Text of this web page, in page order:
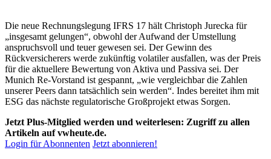
Die neue Rechnungslegung IFRS 17 hält Christoph Jurecka für
„insgesamt gelungen“, obwohl der Aufwand der Umstellung
anspruchsvoll und teuer gewesen sei. Der Gewinn des
Rückversicherers werde zukünftig volatiler ausfallen, was der Preis
für die aktuellere Bewertung von Aktiva und Passiva sei. Der
Munich Re-Vorstand ist gespannt, „wie vergleichbar die Zahlen
unserer Peers dann tatsächlich sein werden“. Indes bereitet ihm mit
ESG das nächste regulatorische Großprojekt etwas Sorgen.
Jetzt Plus-Mitglied werden und weiterlesen: Zugriff zu allen
Artikeln auf vwheute.de.
Login für Abonnenten Jetzt abonnieren!